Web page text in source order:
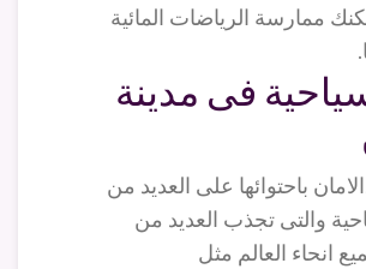
ممارسة الرياضات المائية
فى مدينة
باحتوائها على العديد من
والتى تجذب العديد من
انحاء العالم مثل